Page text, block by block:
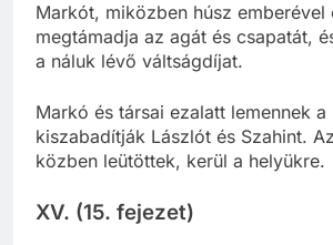
Markót, miközben húsz
megtámadja az agát és csapatát,
a náluk lévő váltságdíjat.
Markó és társai ezalatt lemennek
kiszabadítják Lászlót és Szahint.
közben leütöttek, kerül a helyükre.
XV. (15. fejezet)